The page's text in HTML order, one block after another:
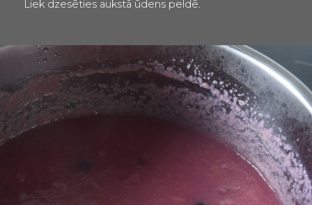
Liek dzesēties aukstā ūdens peldē.